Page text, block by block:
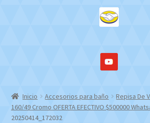
Inicio Accesorios para baño
Repisa De
160/49 Cromo OFERTA EFECTIVO $500000
20250414_172032